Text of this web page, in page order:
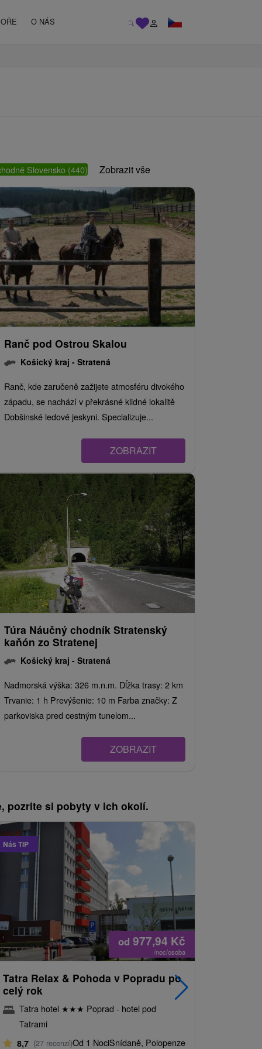
O NÁS
Slovensko (440) Zobrazit vše
Ranč pod Ostrou Skalou
Košický kraj - Stratená
Ranč, kde zaručeně zažijete atmosféru divokého
západu, se nachází v překrásné klidné lokalitě
Dobšinské ledové jeskyni. Specializuje...
ZOBRAZIT
Túra Náučný chodník Stratenský
kaňón zo Stratenej
Košický kraj - Stratená
Nadmorská výška: 326 m.n.m. Dĺžka trasy: 2 km
Trvanie: 1 h Prevýšenie: 10 m Farba značky: Z
parkoviska pred cestným tunelom...
ZOBRAZIT
pozrite si pobyty v ich okolí.
Náš TIP
od 977,94 Kč
/noc/osoba
Tatra Relax & Pohoda v Popradu po
celý rok
Tatra hotel ★★★ Poprad - hotel pod
Tatrami
8,7 (27 recenzí)Od 1 NociSnídaně, Polopenze